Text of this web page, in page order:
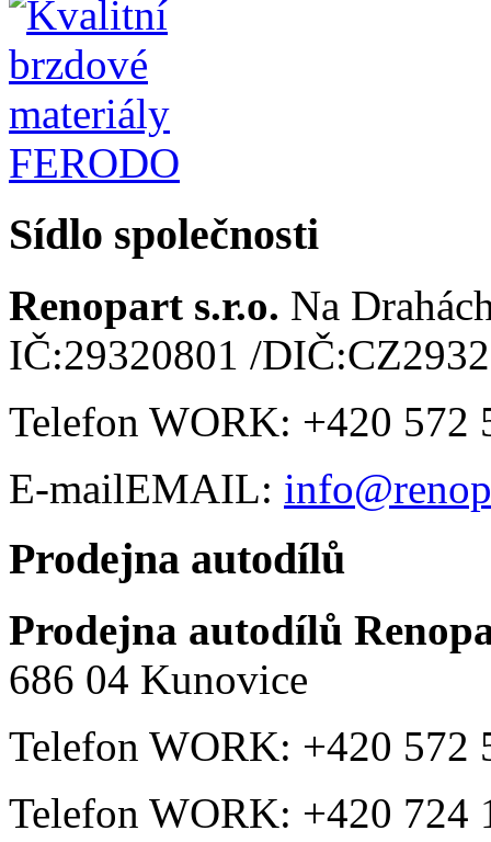
Sídlo společnosti
Renopart s.r.o. Na
IČ:29320801 /
Telefon WORK: +420 572
E-mailEMAIL:
Prodejna autodílů
Prodejna autodílů
686 04 Kunovice
Telefon WORK: +420 572
Telefon WORK: +420 724